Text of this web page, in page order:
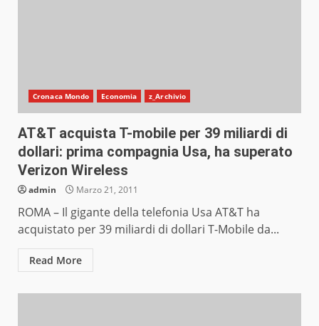
Cronaca Mondo Economia z_Archivio
AT&T acquista T-mobile per 39 miliardi di
dollari: prima compagnia Usa, ha superato
Verizon Wireless
admin Marzo 21, 2011
ROMA – Il gigante della telefonia Usa AT&T ha
acquistato per 39 miliardi di dollari T-Mobile da...
Read More